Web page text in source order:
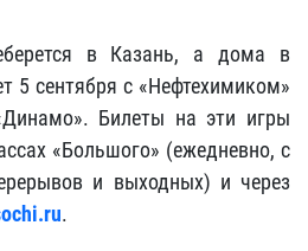
в Казань, а дома в
5 сентября с «Нефтехимиком»
Билеты на эти игры
«Большого» (ежедневно, с
и выходных) и через
.